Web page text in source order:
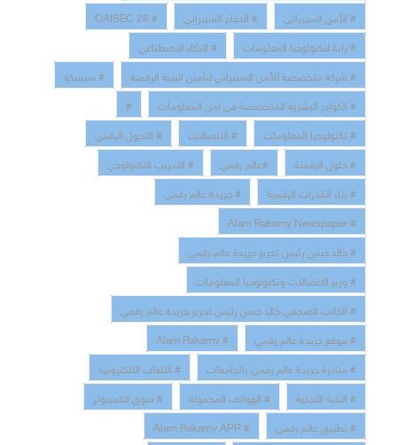
# الأمن السيبراني
# الدفاع السيبراني
# CAISEC 26
# راية لتكنولوجيا المعلومات
# الذكاء الاصطناعي
# شركة متخصصة للأمن السيبراني لتأمين البنية الرقمية
# سيسكو
# الكوادر البشرية المتخصصة في امن المعلومات
#
# تكنولوجيا المعلومات
# الاتصالات
# التحول الرقمي
# حلول الرقمنة
#عالم رقمي
# التدريب التكنولوجي
# بناء القدرات الرقمية
# جريدة عالم رقمي
# Alam Rakamy Newspaper
# خالد حسن رئيس تحرير جريدة عالم رقمي
# وزير الاتصالات وتكنولوجيا المعلومات
# الكاتب الصحفي خالد حسن رئيس تحرير جريدة عالم رقمي
# موقع جريدة عالم رقمي
# Alam Rakamy
# مبادرة جريدة عالم رقمي بالجامعات
# الالعاب الالكترونية
# البنية التحتية
# الهواتف المحمولة
# سوق الكمبيوتر
# تطبيق عالم رقمي
# Alam Rakamy APP